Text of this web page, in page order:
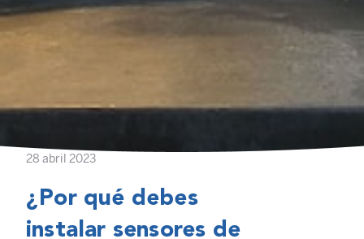
28 abril 2023
¿Por qué debes
instalar sensores de